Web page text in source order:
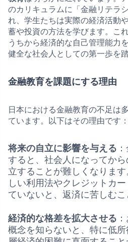
のカリキュラムに「金融リテラ
れ、学生たちは実際の経済活動
蓄や投資の方法を学びます。こ
うちから経済的な自己管理能力
健全な社会人としての第一歩を
金融教育を課題にする理由
日本における金融教育の不足は
ています。以下はその理由です：
将来の自立に影響を与える
すると、社会人になってか
立することが難しくなりま
しい利用法やクレジットカ
ていないと、返済に苦しむこ
経済的な格差を拡大させる
概念を知らないと、特に低